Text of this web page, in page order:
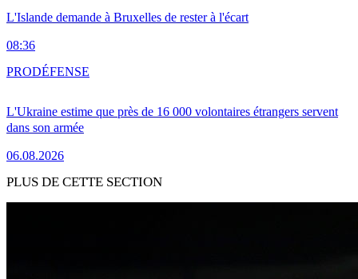
L'Islande demande à Bruxelles de rester à l'écart
08:36
L'Ukraine estime que près de 16 000 volontaires étrangers servent
dans son armée
06.08.2026
PRODÉFENSE
PLUS DE CETTE SECTION